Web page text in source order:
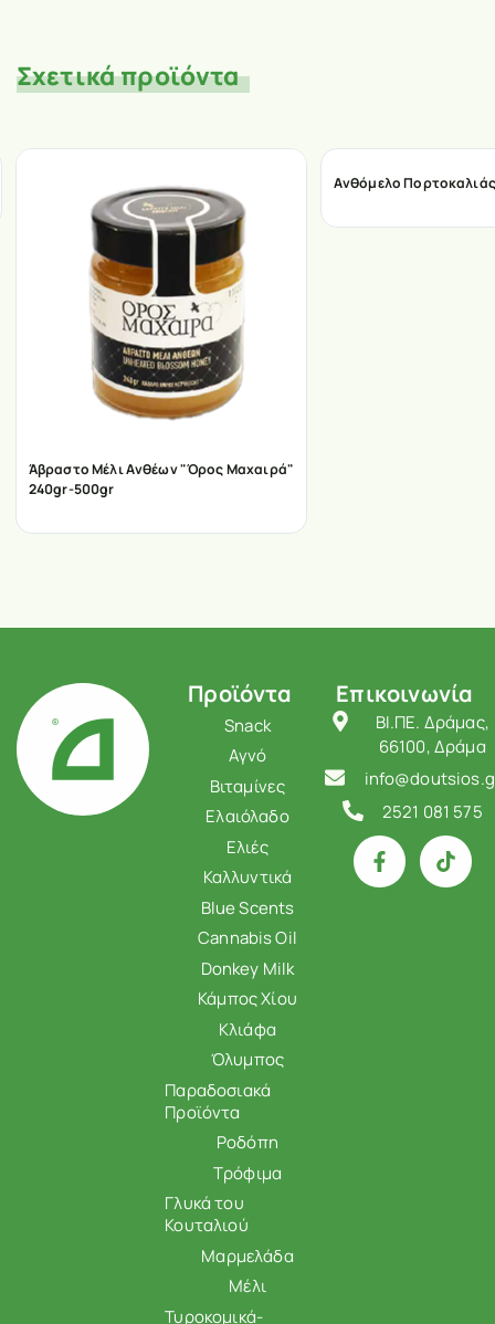
Σχετικά προϊόντα
Άβραστο Μέλι Ανθέων "Όρος Μαχαιρά"
240gr-500gr
Ανθόμελο
Προϊόντα
Snack
Αγνό
Βιταμίνες
Ελαιόλαδο
Ελιές
Καλλυντικά
Blue Scents
Cannabis Oil
Donkey Milk
Κάμπος Χίου
Κλιάφα
Όλυμπος
Παραδοσιακά
Προϊόντα
Ροδόπη
Τρόφιμα
Γλυκά του
Κουταλιού
Μαρμελάδα
Μέλι
Τυροκομικά-
Επικοινωνία
ΒΙ.ΠΕ. Δράμας,
66100, Δράμα
2521 081 575